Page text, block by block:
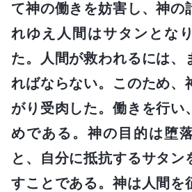
て神の働きを妨害し、神の
れゆえ人間はサタンとな
た。人間が救われるには、
ればならない。このため、
がり受肉した。働きを行い
めである。神の目的は堕
と、自分に抵抗するサタン
すことである。神は人間を